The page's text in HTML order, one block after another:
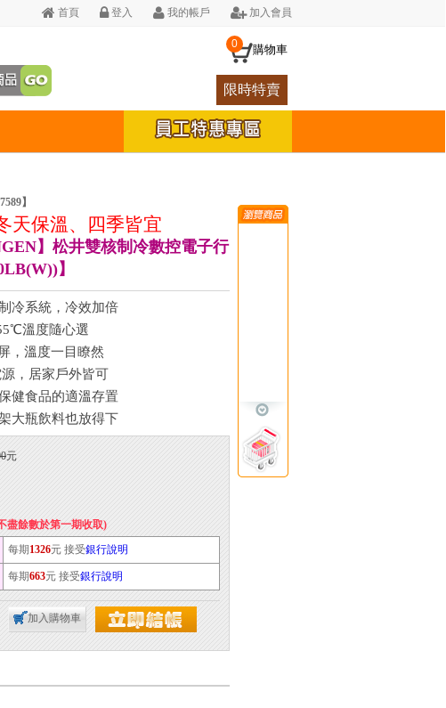
首頁 登入 我的帳戶 加入會員
0 購物車
限時特賣
】
天保溫、四季皆宜
】松井雙核制冷數控電子行
】
冷系統，冷效加倍
溫度隨心選
，溫度一目瞭然
，居家戶外皆可
健食品的適溫存置
大瓶飲料也放得下
元
盡餘數於第一期收取)
每期 1326元 接受銀行說明
每期663元 接受銀行說明
加入購物車